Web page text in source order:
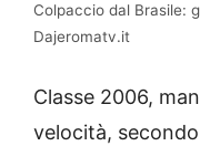
Colpaccio dal Brasile:
Dajeromatv.it
Classe 2006,
velocità,